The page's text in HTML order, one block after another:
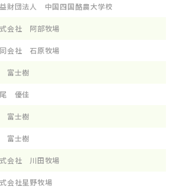
財団法人 中国四国酪農大学校
会社 阿部牧場
会社 石原牧場
富士樹
優佳
富士樹
富士樹
会社 川田牧場
会社星野牧場